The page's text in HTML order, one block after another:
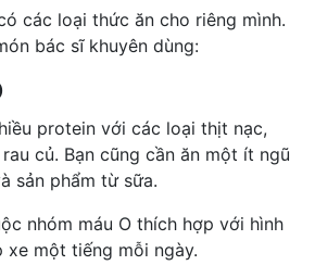
các loại thức ăn cho riêng mình.
bác sĩ khuyên dùng:
protein với các loại thịt nạc,
củ. Bạn cũng cần ăn một ít ngũ
sản phẩm từ sữa.
nhóm máu O thích hợp với hình
một tiếng mỗi ngày.